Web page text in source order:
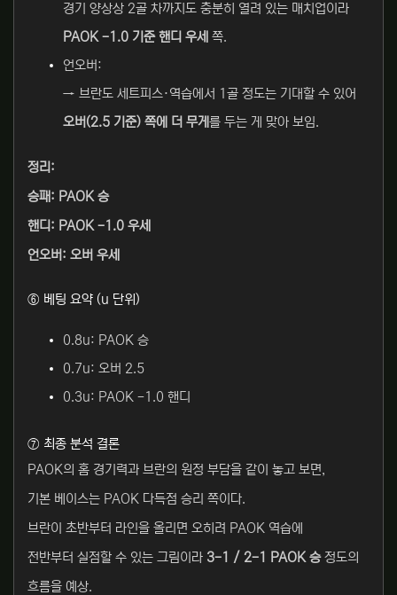
경기 양상상 2골 차까지도 충분히 열려 있는 매치업이라
PAOK -1.0 기준 핸디 우세 쪽.
언오버:
→ 브란도 세트피스·역습에서 1골 정도는 기대할 수 있어
오버(2.5 기준) 쪽에 더 무게 를 두는 게 맞아 보임.
정리:
승패: PAOK 승
핸디: PAOK -1.0 우세
언오버: 오버 우세
⑥ 베팅 요약 (u 단위)
0.8u: PAOK 승
0.7u: 오버 2.5
0.3u: PAOK -1.0 핸디
⑦ 최종 분석 결론
PAOK의 홈 경기력과 브란의 원정 부담을 같이 놓고 보면,
기본 베이스는 PAOK 다득점 승리 쪽이다.
브란이 초반부터 라인을 올리면 오히려 PAOK 역습에
전반부터 실점할 수 있는 그림이라 3-1 / 2-1 PAOK 승정도의
흐름을 예상.